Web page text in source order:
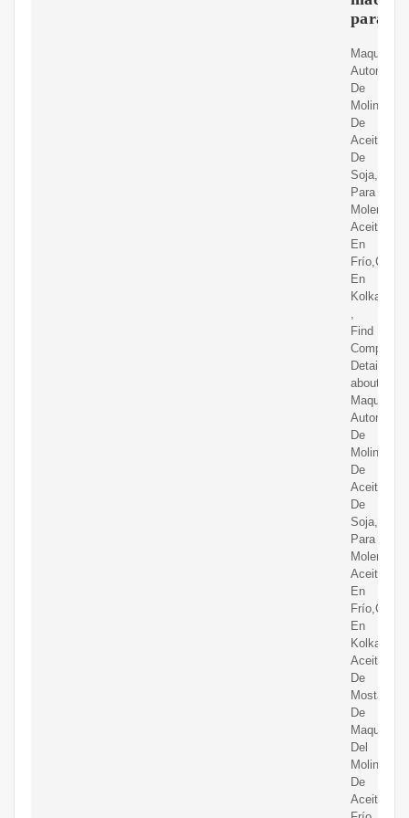
para
Maquinaria
De
Molinillo
De
Aceite
De
Para
Moler
Aceite
En
Frío,Coste
En
Kolkata
Find
Complete
Details
about
Maquinaria
De
Molinillo
De
Aceite
De
Para
Moler
Aceite
En
Frío,Coste
En
Kolkata,De
Aceite
De
Mostaza
De
Maquinaria
Del
Molino
De
Aceite